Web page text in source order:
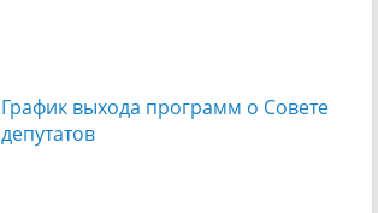
График выхода программ о Cовете
депутатов